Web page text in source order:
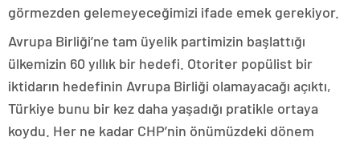
görmezden gelemeyeceğimizi ifade emek gerekiyor.
Avrupa Birliği’ne tam üyelik partimizin başlattığı
ülkemizin 60 yıllık bir hedefi. Otoriter popülist bir
iktidarın hedefinin Avrupa Birliği olamayacağı açıktı,
Türkiye bunu bir kez daha yaşadığı pratikle ortaya
koydu. Her ne kadar CHP’nin önümüzdeki dönem